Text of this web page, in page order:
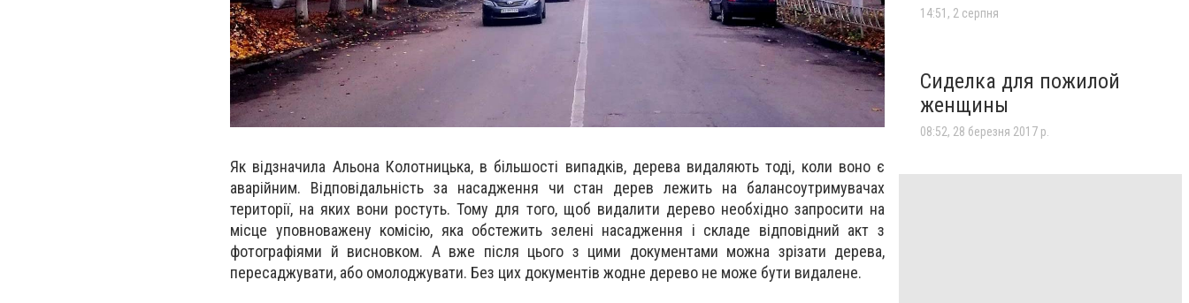
Як відзначила Альона Колотницька, в більшості випадків, дерева видаляють тоді, коли воно є
аварійним. Відповідальність за насадження чи стан дерев лежить на балансоутримувачах
території, на яких вони ростуть. Тому для того, щоб видалити дерево необхідно запросити на
місце уповноважену комісію, яка обстежить зелені насадження і складе відповідний акт з
фотографіями й висновком. А вже після цього з цими документами можна зрізати дерева,
пересаджувати, або омолоджувати. Без цих документів жодне дерево не може бути видалене.
14:51, 2 серпня
Сиделка для пожилой
женщины
08:52, 28 березня 2017 р.